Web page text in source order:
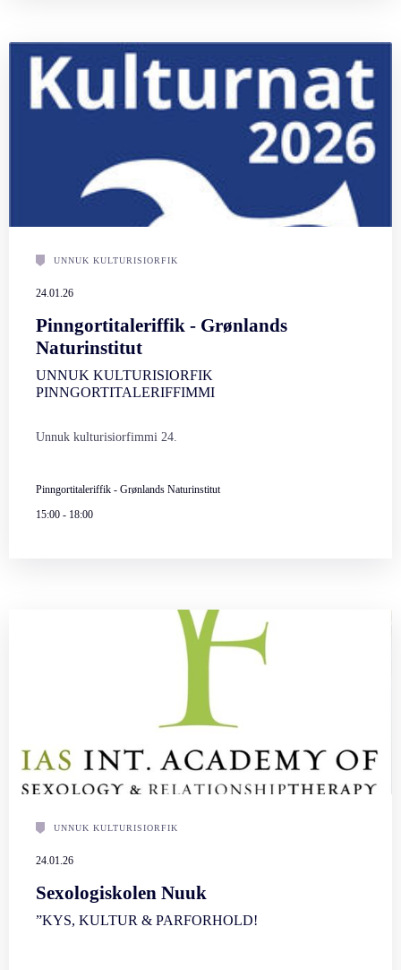
UNNUK KULTURISIORFIK
24.01.26
Pinngortitaleriffik - Grønlands
Naturinstitut
UNNUK KULTURISIORFIK
PINNGORTITALERIFFIMMI
Unnuk kulturisiorfimmi 24.
Pinngortitaleriffik - Grønlands Naturinstitut
15:00 - 18:00
UNNUK KULTURISIORFIK
24.01.26
Sexologiskolen Nuuk
”KYS, KULTUR & PARFORHOLD!